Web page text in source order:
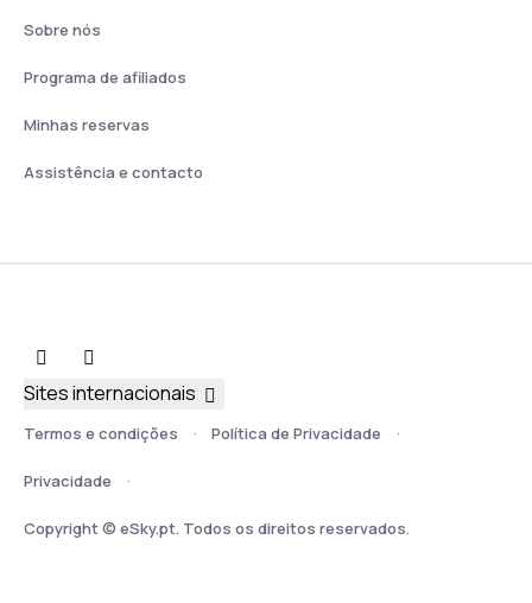
Sobre nós
Programa de afiliados
Minhas reservas
Assistência e contacto
Termos e condições Política de Privacidade
Privacidade
Copyright © eSky.pt. Todos os direitos reservados.
Sites internacionais